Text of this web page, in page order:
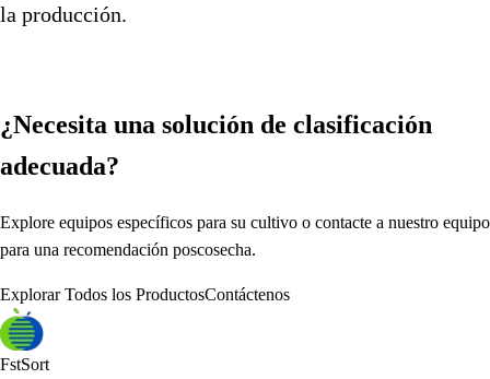
la producción.
¿Necesita una solución de clasificación
adecuada?
Explore equipos específicos para su cultivo o contacte a nuestro equipo
para una recomendación poscosecha.
Explorar Todos los ProductosContáctenos
FstSort